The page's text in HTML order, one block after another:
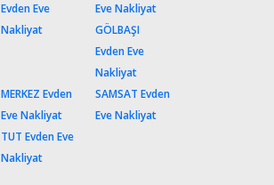
Evden Eve
Nakliyat
Eve Nakliyat
GÖLBAŞI
Evden Eve
Nakliyat
MERKEZ Evden
Eve Nakliyat
SAMSAT Evden
Eve Nakliyat
TUT Evden Eve
Nakliyat